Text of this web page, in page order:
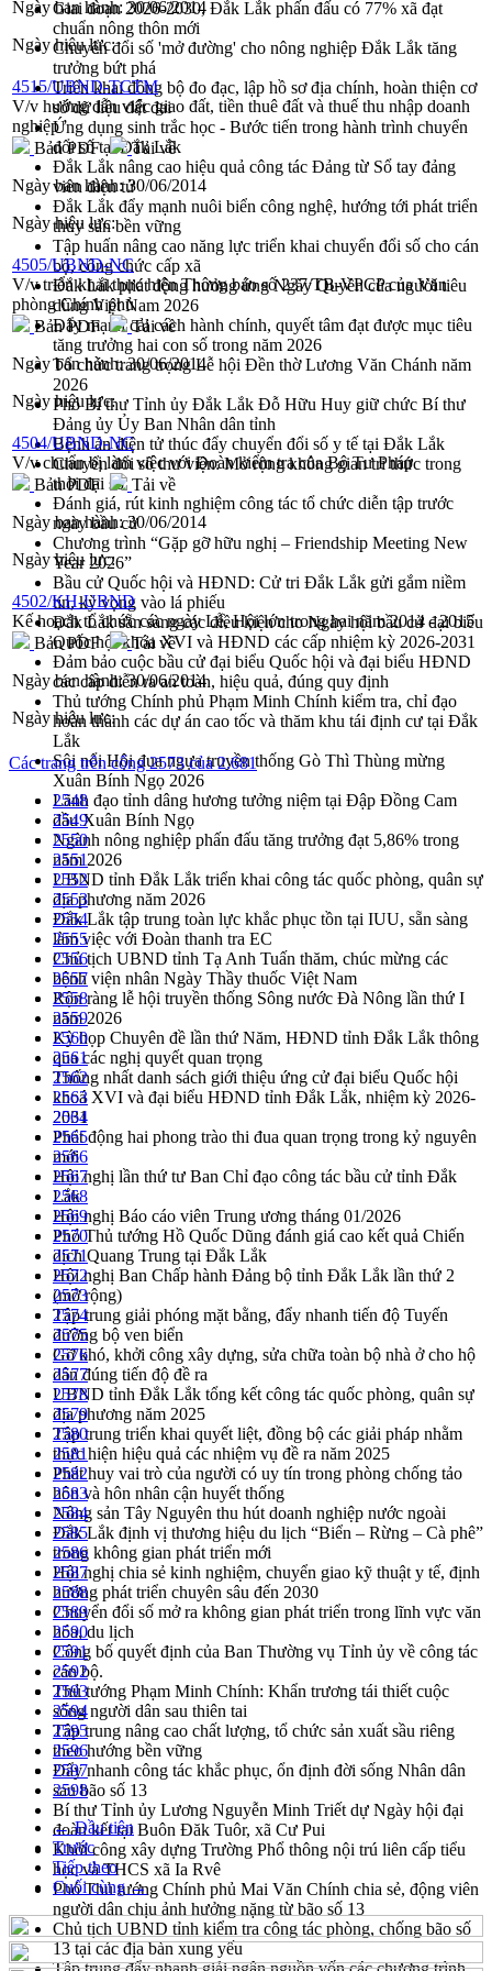
Giai đoạn 2026-2030, Đắk Lắk phấn đấu có 77% xã đạt
chuẩn nông thôn mới
Chuyển đổi số 'mở đường' cho nông nghiệp Đắk Lắk tăng
trưởng bứt phá
Triển khai đồng bộ đo đạc, lập hồ sơ địa chính, hoàn thiện cơ
sở dữ liệu đất đai
Ứng dụng sinh trắc học - Bước tiến trong hành trình chuyển
đổi số tại Đắk Lắk
Đắk Lắk nâng cao hiệu quả công tác Đảng từ Sổ tay đảng
viên điện tử
Đắk Lắk đẩy mạnh nuôi biển công nghệ, hướng tới phát triển
thủy sản bền vững
Tập huấn nâng cao năng lực triển khai chuyển đổi số cho cán
bộ, công chức cấp xã
Đắk Lắk phát động hưởng ứng Ngày Quyền của người tiêu
dùng Việt Nam 2026
Đẩy mạnh cải cách hành chính, quyết tâm đạt được mục tiêu
tăng trưởng hai con số trong năm 2026
Tổ chức trang trọng Lễ hội Đền thờ Lương Văn Chánh năm
2026
Phó Bí thư Tỉnh ủy Đắk Lắk Đỗ Hữu Huy giữ chức Bí thư
Đảng ủy Ủy Ban Nhân dân tỉnh
Bệnh án điện tử thúc đẩy chuyển đổi số y tế tại Đắk Lắk
Chuyển đổi số thư viện: Mở rộng không gian tri thức trong
thời đại số
Đánh giá, rút kinh nghiệm công tác tổ chức diễn tập trước
ngày bầu cử
Chương trình “Gặp gỡ hữu nghị – Friendship Meeting New
Year 2026”
Bầu cử Quốc hội và HĐND: Cử tri Đắk Lắk gửi gắm niềm
tin, kỳ vọng vào lá phiếu
Đắk Lắk sẵn sàng các điều kiện cho Ngày hội bầu cử đại biểu
Quốc hội khóa XVI và HĐND các cấp nhiệm kỳ 2026-2031
Đảm bảo cuộc bầu cử đại biểu Quốc hội và đại biểu HĐND
các cấp diễn ra an toàn, hiệu quả, đúng quy định
Thủ tướng Chính phủ Phạm Minh Chính kiểm tra, chỉ đạo
hoàn thành các dự án cao tốc và thăm khu tái định cư tại Đắk
Lắk
Sôi nổi Hội đua ngựa truyền thống Gò Thì Thùng mừng
Xuân Bính Ngọ 2026
Lãnh đạo tỉnh dâng hương tưởng niệm tại Đập Đồng Cam
đầu Xuân Bính Ngọ
Ngành nông nghiệp phấn đấu tăng trưởng đạt 5,86% trong
năm 2026
UBND tỉnh Đắk Lắk triển khai công tác quốc phòng, quân sự
địa phương năm 2026
Đắk Lắk tập trung toàn lực khắc phục tồn tại IUU, sẵn sàng
làm việc với Đoàn thanh tra EC
Chủ tịch UBND tỉnh Tạ Anh Tuấn thăm, chúc mừng các
bệnh viện nhân Ngày Thầy thuốc Việt Nam
Rộn ràng lễ hội truyền thống Sông nước Đà Nông lần thứ I
năm 2026
Kỳ họp Chuyên đề lần thứ Năm, HĐND tỉnh Đắk Lắk thông
qua các nghị quyết quan trọng
Thống nhất danh sách giới thiệu ứng cử đại biểu Quốc hội
khoá XVI và đại biểu HĐND tỉnh Đắk Lắk, nhiệm kỳ 2026-
2031
Phát động hai phong trào thi đua quan trọng trong kỷ nguyên
mới
Hội nghị lần thứ tư Ban Chỉ đạo công tác bầu cử tỉnh Đắk
Lắk
Hội nghị Báo cáo viên Trung ương tháng 01/2026
Phó Thủ tướng Hồ Quốc Dũng đánh giá cao kết quả Chiến
dịch Quang Trung tại Đắk Lắk
Hội nghị Ban Chấp hành Đảng bộ tỉnh Đắk Lắk lần thứ 2
(mở rộng)
Tập trung giải phóng mặt bằng, đẩy nhanh tiến độ Tuyến
đường bộ ven biển
Gỡ khó, khởi công xây dựng, sửa chữa toàn bộ nhà ở cho hộ
dân đúng tiến độ đề ra
UBND tỉnh Đắk Lắk tổng kết công tác quốc phòng, quân sự
địa phương năm 2025
Tập trung triển khai quyết liệt, đồng bộ các giải pháp nhằm
thực hiện hiệu quả các nhiệm vụ đề ra năm 2025
Phát huy vai trò của người có uy tín trong phòng chống tảo
hôn và hôn nhân cận huyết thống
Nông sản Tây Nguyên thu hút doanh nghiệp nước ngoài
Đắk Lắk định vị thương hiệu du lịch “Biển – Rừng – Cà phê”
trong không gian phát triển mới
Hội nghị chia sẻ kinh nghiệm, chuyển giao kỹ thuật y tế, định
hướng phát triển chuyên sâu đến 2030
Chuyển đổi số mở ra không gian phát triển trong lĩnh vực văn
hóa, du lịch
Công bố quyết định của Ban Thường vụ Tỉnh ủy về công tác
cán bộ.
Thủ tướng Phạm Minh Chính: Khẩn trương tái thiết cuộc
sống người dân sau thiên tai
Tập trung nâng cao chất lượng, tổ chức sản xuất sầu riêng
theo hướng bền vững
Đẩy nhanh công tác khắc phục, ổn định đời sống Nhân dân
sau bão số 13
Bí thư Tỉnh ủy Lương Nguyễn Minh Triết dự Ngày hội đại
đoàn kết tại Buôn Đăk Tuôr, xã Cư Pui
Khởi công xây dựng Trường Phổ thông nội trú liên cấp tiểu
học và THCS xã Ia Rvê
Phó Thủ tướng Chính phủ Mai Văn Chính chia sẻ, động viên
người dân chịu ảnh hưởng nặng từ bão số 13
Chủ tịch UBND tỉnh kiểm tra công tác phòng, chống bão số
13 tại các địa bàn xung yếu
Ngày ban hành: 30/06/2014
Ngày hiệu lực:
4515/UBND-TCTM
V/v hướng dẫn việc giao đất, tiền thuê đất và thuế thu nhập doanh
nghiệp
Bản PDF
Tải về
Ngày ban hành:30/06/2014
Ngày hiệu lực:
4505/UBND-NC
V/v triển khai thực hiện Thông báo số 237/TB-VPCP của Văn
phòng Chính phủ
Bản PDF
Tải về
Ngày ban hành:30/06/2014
Ngày hiệu lực:
4504/UBND-NC
V/v chuẩn bị làm việc với Đoàn kiểm tra của Bộ Tư Pháp
Bản PDF
Tải về
Ngày ban hành:30/06/2014
Ngày hiệu lực:
4502/KH-UBND
Kế hoạch tổ chức các ngày Lễ, Hội lớn trong hai năm 2014 - 2015
Bản PDF
Tải về
Ngày ban hành:30/06/2014
Ngày hiệu lực:
Các trang trên cổng 2573 của 2.681
2548
2549
2550
2551
2552
2553
2554
2555
2556
2557
2558
2559
2560
2561
2562
2563
2564
2565
2566
2567
2568
2569
2570
2571
2572
2573
2574
2575
2576
2577
2578
2579
2580
2581
2582
2583
2584
2585
2586
2587
2588
2589
2590
2591
2592
2593
2594
2595
2596
2597
2598
← Đầu tiên
Trước
Tiếp theo
Cuối cùng →